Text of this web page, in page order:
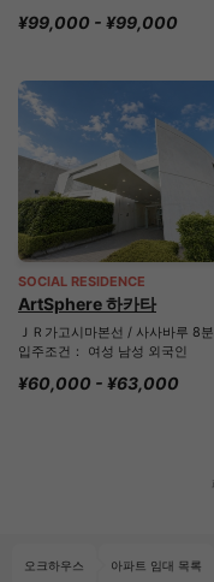
¥99,000 - ¥99,000
SOCIAL RESIDENCE
ArtSphere 하카타
ＪＲ가고시마본선 / 사사바루 8분
입주조건： 여성 남성 외국인
¥60,000 - ¥63,000
오크하우스 아파트 임대 목록